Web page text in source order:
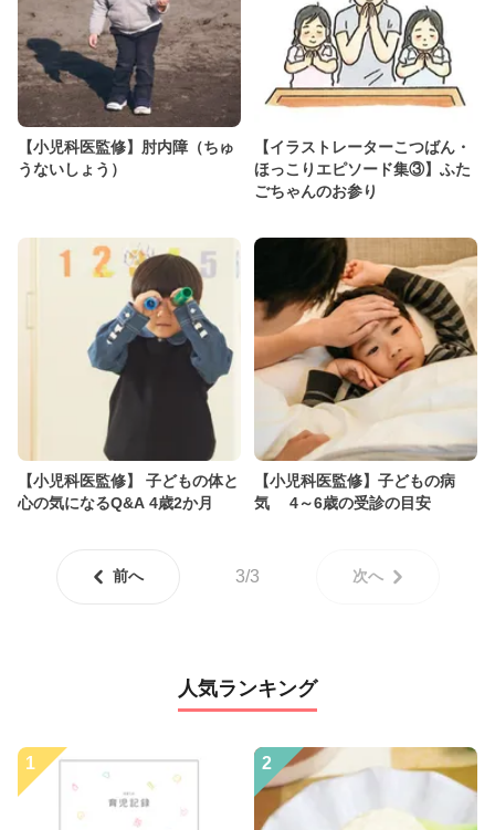
【小児科医監修】肘内障（ちゅ
うないしょう）
【イラストレーターこつばん・
ほっこりエピソード集③】ふた
ごちゃんのお参り
【小児科医監修】 子どもの体と
心の気になるQ&A 4歳2か月
【小児科医監修】子どもの病
気 4～6歳の受診の目安
前へ 3/3 次へ
人気ランキング
1 2